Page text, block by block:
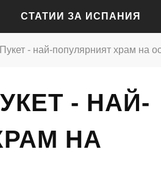
СТАТИИ ЗА ИСПАНИЯ
СТАТИИ ЗА БАРСЕЛОНА
СТАТИИ ЗА СЕВИЛЯ
- най-популярният храм на
- НАЙ-
НА